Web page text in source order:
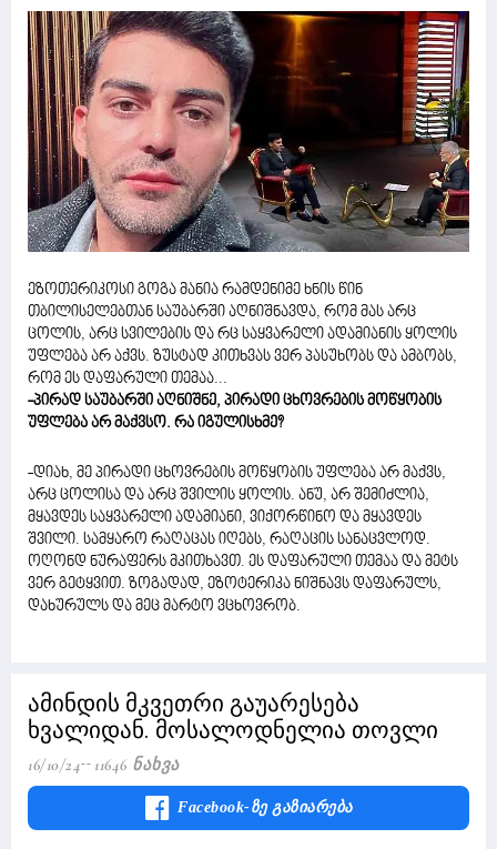
ეზოთერიკოსი გოგა მანია რამდენიმე ხნის წინ
თბილისელებთან საუბარში აღნიშნავდა, რომ მას არც
ცოლის, არც სვილების და რც საყვარელი ადამიანის ყოლის
უფლება არ აქვს. ზუსტად კითხვას ვერ პასუხობს და ამბობს,
რომ ეს დაფარული თემაა...
-პირად საუბარში აღნიშნე, პირადი ცხოვრების მოწყობის
უფლება არ მაქვსო. რა იგულისხმე?
-დიახ, მე პირადი ცხოვრების მოწყობის უფლება არ მაქვს,
არც ცოლისა და არც შვილის ყოლის. ანუ, არ შემიძლია,
მყავდეს საყვარელი ადამიანი, ვიქორწინო და მყავდეს
შვილი. სამყარო რაღაცას იღებს, რაღაცის სანაცვლოდ.
ოღონდ ნურაფერს მკითხავთ. ეს დაფარული თემაა და მეტს
ვერ გეტყვით. ზოგადად, ეზოტერიკა ნიშნავს დაფარულს,
დახურულს და მეც მარტო ვცხოვრობ.
ამინდის მკვეთრი გაუარესება
ხვალიდან. მოსალოდნელია თოვლი
16/10/24 11646 Ნახვა
Facebook-Ზე Გაზიარება